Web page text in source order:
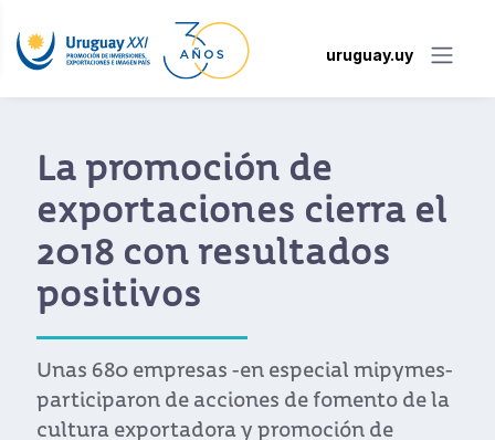
uruguay.uy
La promoción de
exportaciones cierra el
2018 con resultados
positivos
Unas 680 empresas -en especial mipymes-
participaron de acciones de fomento de la
cultura exportadora y promoción de